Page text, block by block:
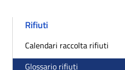
Rifiuti
Calendari raccolta rifiuti
Glossario rifiuti